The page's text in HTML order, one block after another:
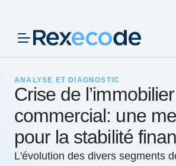
ANALYSE ET DIAGNOSTIC
Crise de l’immobilier
commercial: une
pour la stabilité
L'évolution des divers segments